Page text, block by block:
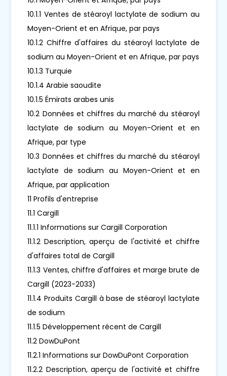
10.1.1 Ventes de stéaroyl lactylate de sodium au
Moyen-Orient et en Afrique, par pays
10.1.2 Chiffre d'affaires du stéaroyl lactylate de
sodium au Moyen-Orient et en Afrique, par pays
10.1.3 Turquie
10.1.4 Arabie saoudite
10.1.5 Émirats arabes unis
10.2 Données et chiffres du marché du stéaroyl
lactylate de sodium au Moyen-Orient et en
Afrique, par type
10.3 Données et chiffres du marché du stéaroyl
lactylate de sodium au Moyen-Orient et en
Afrique, par application
11 Profils d'entreprise
11.1 Cargill
11.1.1 Informations sur Cargill Corporation
11.1.2 Description, aperçu de l'activité et chiffre
d'affaires total de Cargill
11.1.3 Ventes, chiffre d'affaires et marge brute de
Cargill (2023-2033)
11.1.4 Produits Cargill à base de stéaroyl lactylate
de sodium
11.1.5 Développement récent de Cargill
11.2 DowDuPont
11.2.1 Informations sur DowDuPont Corporation
11.2.2 Description, aperçu de l'activité et chiffre